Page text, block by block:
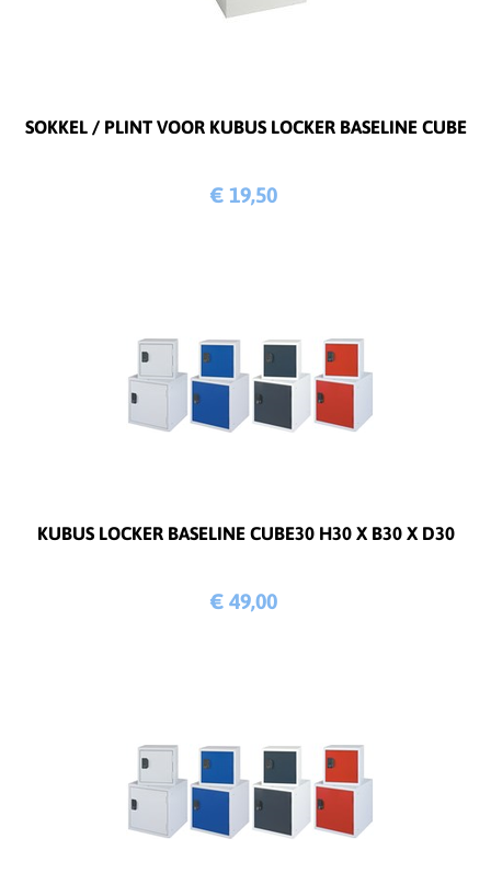
SOKKEL / PLINT VOOR KUBUS LOCKER BASELINE CUBE
€ 19,50
KUBUS LOCKER BASELINE CUBE30 H30 X B30 X D30
€ 49,00